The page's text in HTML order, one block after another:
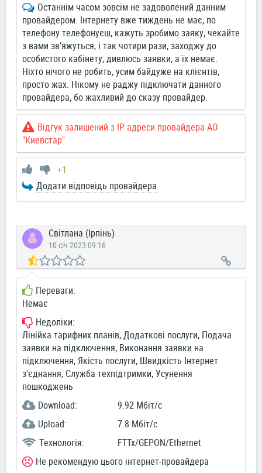
Останнім часом зовсім не задоволений данним
провайдером. Інтернету вже тиждень не має, по
телефону телефонуєш, кажуть зробимо заяку, чекайте
з вами зв'яжуться, і так чотири рази, заходжу до
особистого кабінету, дивлюсь заявки, а їх немає.
Ніхто нічого не робить, усим байдуже на клієнтів,
просто жах. Нікому не раджу підключати данного
провайдера, бо жахливий до сказу провайдер.
Відгук залишений з IP адреси провайдера АО
"Киевстар"
+1
Додати відповідь провайдера
Світлана (Ірпінь)
10 січ 2023 09:16
Переваги:
Немає
Недоліки:
Лінійка тарифних планів, Додаткові послуги, Подача
заявки на підключення, Виконання заявки на
підключення, Якість послуги, Швидкість Інтернет
з'єднання, Служба техпідтримки, Усунення
пошкоджень
Download:
9.92 Мбіт/c
Upload:
7.8 Мбіт/c
Технологія:
FTTx/GEPON/Ethernet
Не рекомендую цього інтернет-провайдера